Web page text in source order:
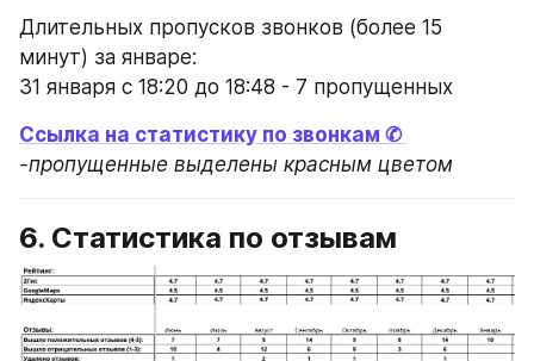
Длительных пропусков звонков (более 15
минут) за январе:
31 января с 18:20 до 18:48 - 7 пропущенных
Ссылка на статистику по звонкам ✆
-пропущенные выделены красным цветом
6. Статистика по отзывам